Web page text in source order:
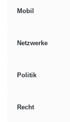
Mobil
Netzwerke
Politik
Recht